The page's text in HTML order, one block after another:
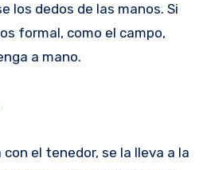
los dedos de las manos. Si
formal, como el campo,
a mano.
el tenedor, se la lleva a la